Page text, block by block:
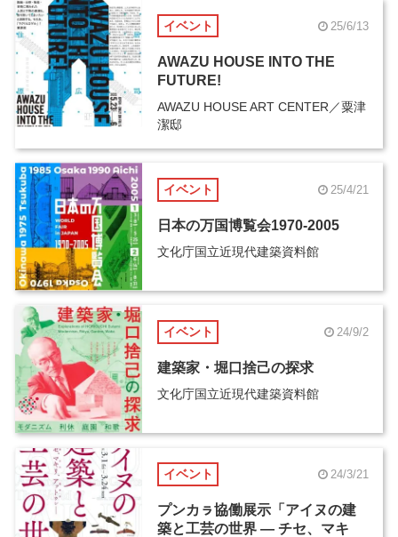
イベント 25/6/13
AWAZU HOUSE INTO THE
FUTURE!
AWAZU HOUSE ART CENTER／粟津
潔邸
イベント 25/4/21
日本の万国博覧会1970-2005
文化庁国立近現代建築資料館
イベント 24/9/2
建築家・堀口捨己の探求
文化庁国立近現代建築資料館
イベント 24/3/21
プンカㇻ協働展示「アイヌの建
築と工芸の世界 ― チセ、マキ